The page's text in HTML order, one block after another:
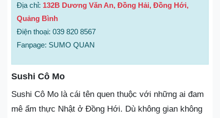
Địa chỉ: 132B Dương Văn An, Đồng Hải, Đồng Hới,
Quảng Bình
Điện thoại: 039 820 8567
Fanpage: SUMO QUAN
Sushi Cô Mo
Sushi Cô Mo là cái tên quen thuộc với những ai đam
mê ẩm thực Nhật ở Đồng Hới. Dù không gian không